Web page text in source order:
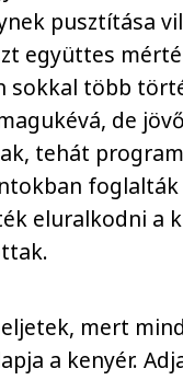
pusztítása
együttes
sokkal több
de
tehát
foglalták
eluralkodni a
mert
a kenyér.